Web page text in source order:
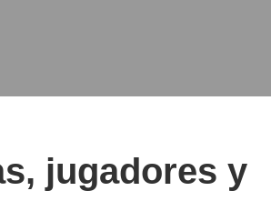
jugadores y